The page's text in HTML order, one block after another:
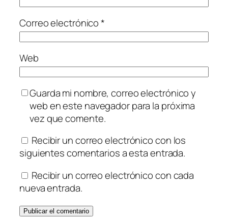
Correo electrónico*
Web
Guarda mi nombre, correo electrónico y
web en este navegador para la próxima
vez que comente.
Recibir un correo electrónico con los
siguientes comentarios a esta entrada.
Recibir un correo electrónico con cada
nueva entrada.